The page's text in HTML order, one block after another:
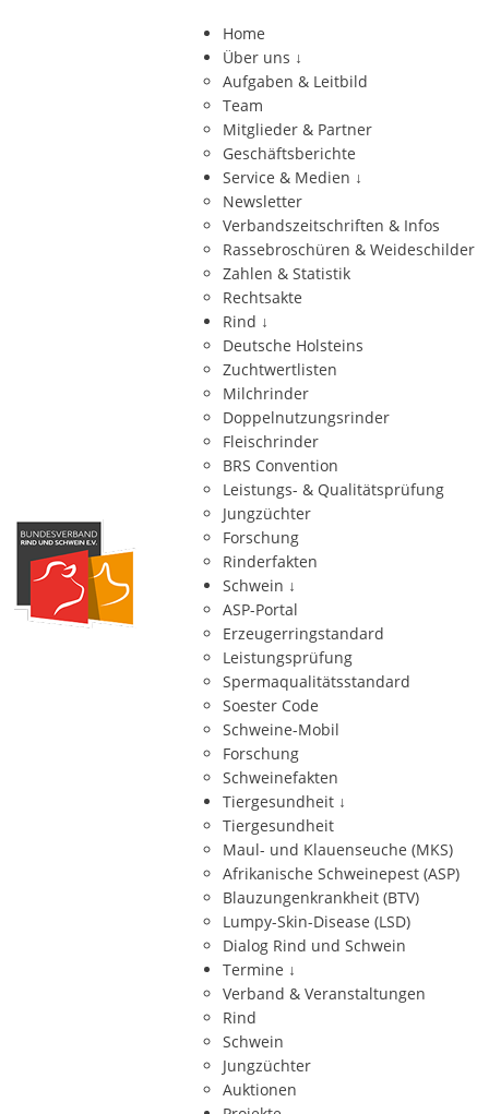
Home
Über uns ↓
Aufgaben & Leitbild
Team
Mitglieder & Partner
Geschäftsberichte
Service & Medien ↓
Newsletter
Verbandszeitschriften & Infos
Rassebroschüren & Weideschilder
Zahlen & Statistik
Rechtsakte
Rind ↓
Deutsche Holsteins
Zuchtwertlisten
Milchrinder
Doppelnutzungsrinder
Fleischrinder
BRS Convention
Leistungs- & Qualitätsprüfung
Jungzüchter
Forschung
Rinderfakten
Schwein ↓
ASP-Portal
Erzeugerringstandard
Leistungsprüfung
Spermaqualitätsstandard
Soester Code
Schweine-Mobil
Forschung
Schweinefakten
Tiergesundheit ↓
Tiergesundheit
Maul- und Klauenseuche (MKS)
Afrikanische Schweinepest (ASP)
Blauzungenkrankheit (BTV)
Lumpy-Skin-Disease (LSD)
Dialog Rind und Schwein
Termine ↓
Verband & Veranstaltungen
Rind
Schwein
Jungzüchter
Auktionen